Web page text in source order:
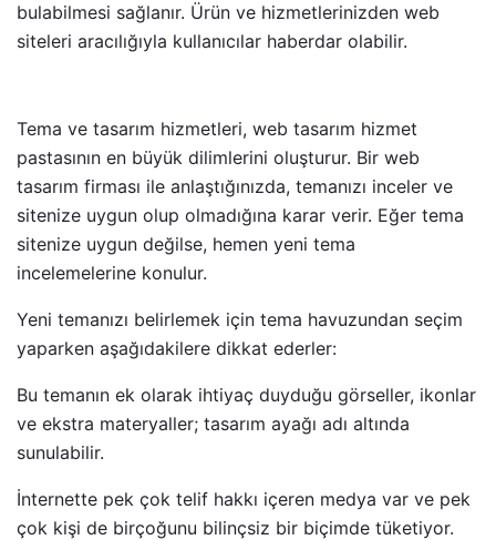
bulabilmesi sağlanır. Ürün ve hizmetlerinizden web
siteleri aracılığıyla kullanıcılar haberdar olabilir.
Tema ve tasarım hizmetleri, web tasarım hizmet
pastasının en büyük dilimlerini oluşturur. Bir web
tasarım firması ile anlaştığınızda, temanızı inceler ve
sitenize uygun olup olmadığına karar verir. Eğer tema
sitenize uygun değilse, hemen yeni tema
incelemelerine konulur.
Yeni temanızı belirlemek için tema havuzundan seçim
yaparken aşağıdakilere dikkat ederler:
Bu temanın ek olarak ihtiyaç duyduğu görseller, ikonlar
ve ekstra materyaller; tasarım ayağı adı altında
sunulabilir.
İnternette pek çok telif hakkı içeren medya var ve pek
çok kişi de birçoğunu bilinçsiz bir biçimde tüketiyor.